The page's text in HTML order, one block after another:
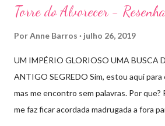
Torre do Alvorecer - Resenha
PorAnne Barros julho 26, 2019
UM IMPÉRIO GLORIOSO UMA BUSCA
ANTIGO SEGREDO Sim, estou aqui
mas me encontro sem palavras. Por que?
me faz ficar acordada madrugada a fora